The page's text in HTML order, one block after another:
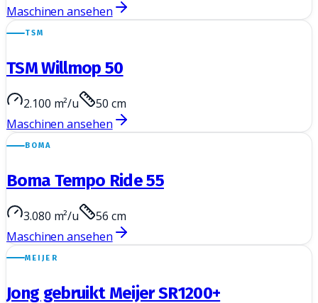
Maschinen ansehen
TSM
TSM Willmop 50
2.100 m²/u
50 cm
Maschinen ansehen
BOMA
Boma Tempo Ride 55
3.080 m²/u
56 cm
Maschinen ansehen
MEIJER
Jong gebruikt Meijer SR1200+